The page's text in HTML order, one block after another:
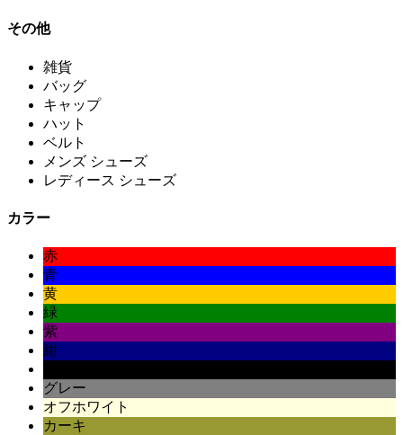
その他
雑貨
バッグ
キャップ
ハット
ベルト
メンズ シューズ
レディース シューズ
カラー
赤
青
黄
緑
紫
紺
グレー
オフホワイト
カーキ